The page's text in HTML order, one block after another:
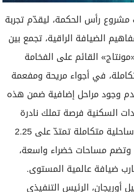
رأس الحكمة، ليقدّم تجربة
الضيافة الراقية، تجمع بين
القائم على الفخامة
في أجواء مريحة ومفعمة
وجود مراحل إضافية ضمن هذه
السكنية فرصة تملك نادرة
وحصرية ضمن وجهة ساحلية متكاملة تمتدّ على 2.25
وتضم مساحات خضراء واسعة،
ضيافة عالمية المستوى.
أوريجان، الرئيس التنفيذي